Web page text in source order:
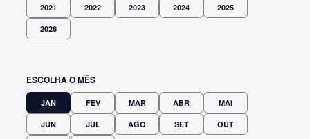
2021 2022 2023 2024 2025
2026
ESCOLHA O MÊS
JAN FEV MAR ABR MAI
JUN JUL AGO SET OUT